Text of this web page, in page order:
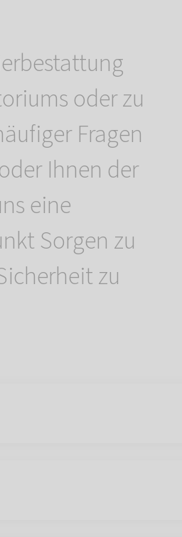
oder zu
Fragen
Ihnen der
eine
Sorgen zu
zu